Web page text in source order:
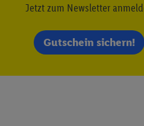
Jetzt zum Newsletter
Gutschein sichern!